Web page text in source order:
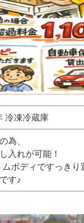
冷凍冷蔵庫
為、
入れが可能！
ボディですっきり
す♪